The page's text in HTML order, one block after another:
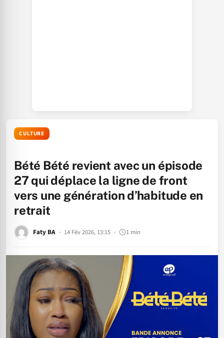
CULTURE
Bété Bété revient avec un épisode
27 qui déplace la ligne de front
vers une génération d’habitude en
retrait
Faty BA 14 Fév 2026, 13:15 1 min